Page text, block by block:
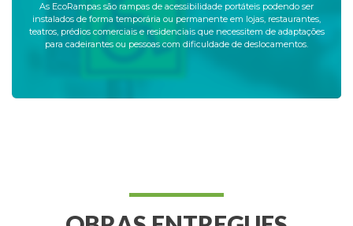
As EcoRampas são rampas de acessibilidade portáteis podendo ser
instalados de forma temporária ou permanente em lojas, restaurantes,
teatros, prédios comerciais e residenciais que necessitem de adaptações
para cadeirantes ou pessoas com dificuldade de deslocamentos.